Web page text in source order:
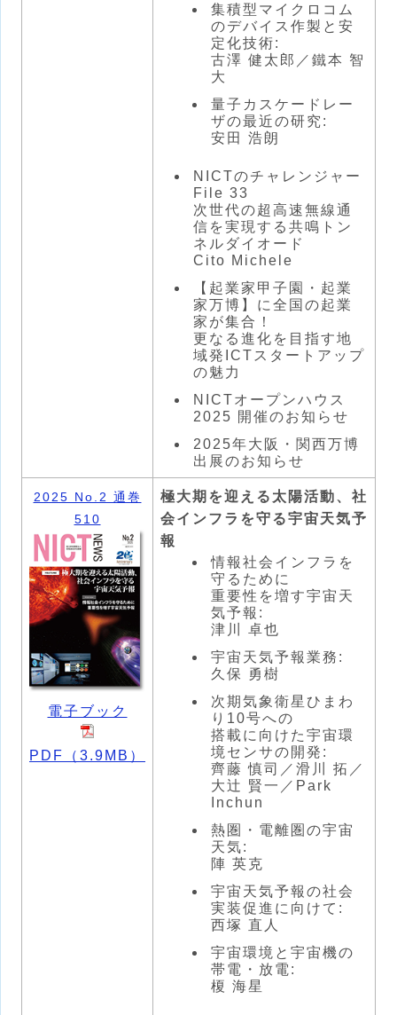
集積型マイクロコム
のデバイス作製と安
定化技術:
古澤 健太郎／鐵本 智
大
量子カスケードレー
ザの最近の研究:
安田 浩朗
NICTのチャレンジャー
File 33
次世代の超高速無線通
信を実現する共鳴トン
ネルダイオード
Cito Michele
【起業家甲子園・起業
家万博】に全国の起業
家が集合！
更なる進化を目指す地
域発ICTスタートアップ
の魅力
NICTオープンハウス
2025 開催のお知らせ
2025年大阪・関西万博
出展のお知らせ
2025 No.2 通巻
510
電子ブック
PDF（3.9MB）
極大期を迎える太陽活動、社
会インフラを守る宇宙天気予
報
情報社会インフラを
守るために
重要性を増す宇宙天
気予報:
津川 卓也
宇宙天気予報業務:
久保 勇樹
次期気象衛星ひまわ
り10号への
搭載に向けた宇宙環
境センサの開発:
齊藤 慎司／滑川 拓／
大辻 賢一／Park
Inchun
熱圏・電離圏の宇宙
天気:
陣 英克
宇宙天気予報の社会
実装促進に向けて:
西塚 直人
宇宙環境と宇宙機の
帯電・放電:
榎 海星